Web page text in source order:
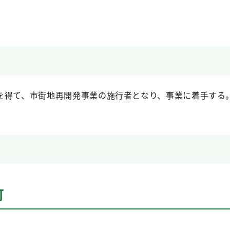
て、市街地再開発事業の施行者となり、事業に着手する